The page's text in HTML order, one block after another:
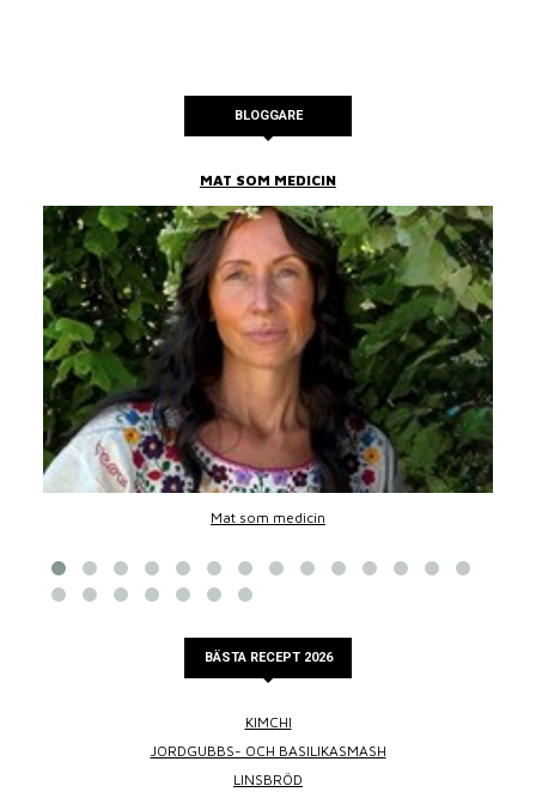
BLOGGARE
MAT SOM MEDICIN
Mat som medicin
BÄSTA RECEPT 2026
KIMCHI
JORDGUBBS- OCH BASILIKASMASH
LINSBRÖD